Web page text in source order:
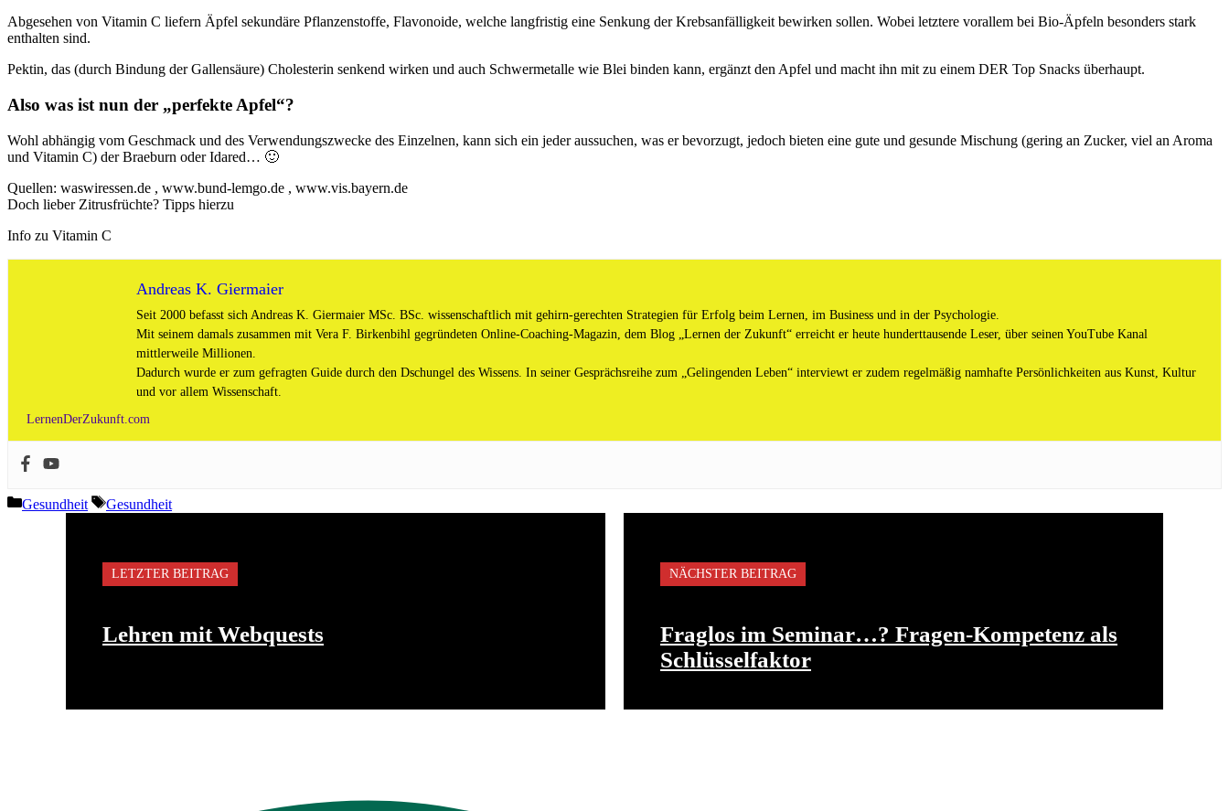
Abgesehen von Vitamin C liefern Äpfel sekundäre Pflanzenstoffe, Flavonoide, welche langfristig eine Senkung der Krebsanfälligkeit bewirken sollen. Wobei letztere vorallem bei Bio-Äpfeln besonders stark
enthalten sind.
Pektin, das (durch Bindung der Gallensäure) Cholesterin senkend wirken und auch Schwermetalle wie Blei binden kann, ergänzt den Apfel und macht ihn mit zu einem DER Top Snacks überhaupt.
Also was ist nun der „perfekte Apfel“?
Wohl abhängig vom Geschmack und des Verwendungszwecke des Einzelnen, kann sich ein jeder aussuchen, was er bevorzugt, jedoch bieten eine gute und gesunde Mischung (gering an Zucker, viel an Aroma
und Vitamin C) der Braeburn oder Idared… 🙂
Quellen: waswiressen.de , www.bund-lemgo.de , www.vis.bayern.de
Doch lieber Zitrusfrüchte? Tipps hierzu
Info zu Vitamin C
Andreas K. Giermaier
Seit 2000 befasst sich Andreas K. Giermaier MSc. BSc. wissenschaftlich mit gehirn-gerechten Strategien für Erfolg beim Lernen, im Business und in der Psychologie.
Mit seinem damals zusammen mit Vera F. Birkenbihl gegründeten Online-Coaching-Magazin, dem Blog „Lernen der Zukunft“ erreicht er heute hunderttausende Leser, über seinen YouTube Kanal
mittlerweile Millionen.
Dadurch wurde er zum gefragten Guide durch den Dschungel des Wissens. In seiner Gesprächsreihe zum „Gelingenden Leben“ interviewt er zudem regelmäßig namhafte Persönlichkeiten aus Kunst, Kultur
und vor allem Wissenschaft.
LernenDerZukunft.com
Kategorien
Gesundheit Schlagwörter
Gesundheit
LETZTER BEITRAG
Lehren mit Webquests
NÄCHSTER BEITRAG
Fraglos im Seminar…? Fragen-Kompetenz als
Schlüsselfaktor